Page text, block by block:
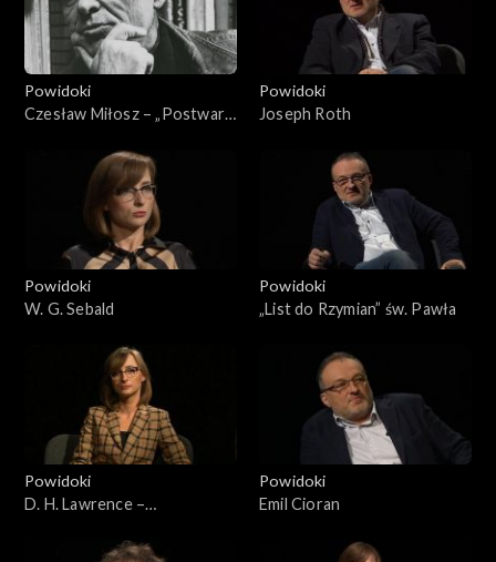
Powidoki
Czesław Miłosz – „Postwar
Powidoki
Joseph Roth
Powidoki
W. G. Sebald
Powidoki
„List do Rzymian” św. Pawła
Powidoki
D. H. Lawrence –
Powidoki
Emil Cioran